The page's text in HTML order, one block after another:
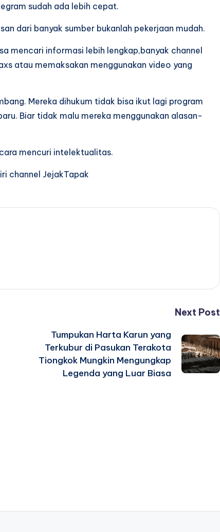
sudah ada lebih cepat.
dari banyak sumber bukanlah pekerjaan mudah.
mencari informasi lebih lengkap,banyak channel
atau memaksakan menggunakan video yang
Mereka dihukum tidak bisa ikut lagi program
Biar tidak malu mereka menggunakan alasan-
mencuri intelektualitas.
channel JejakTapak
Next Post
Tumpukan Harta Karun yang
Terkubur di Pasukan Terakota
Tiongkok Mungkin Mengungkap
Legenda yang Luar Biasa